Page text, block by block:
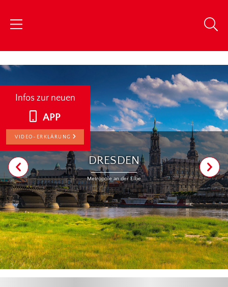
Infos zur neuen
APP
VIDEO-ERKLÄRUNG
DRESDEN
Metropole an der Elbe